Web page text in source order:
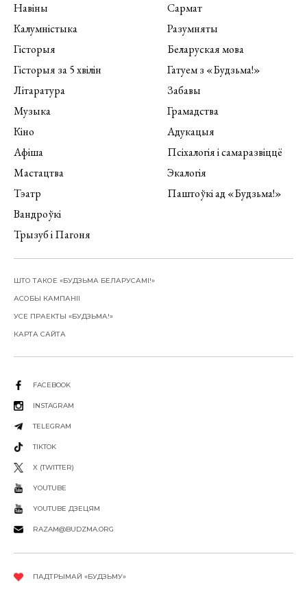
Навіны
Калумністыка
Гісторыя
Гісторыя за 5 хвілін
Літаратура
Музыка
Кіно
Афіша
Мастацтва
Тэатр
Вандроўкі
Трызуб і Пагоня
Сармат
Разумняты
Беларуская мова
Гатуем з «Будзьма!»
Забавы
Грамадства
Адукацыя
Псіхалогія і самаразвіццё
Экалогія
Паштоўкі ад «Будзьма!»
ШТО ТАКОЕ «БУДЗЬМА БЕЛАРУСАМІ!»
АСОБЫ КАМПАНІІ
УСЕ ПРАЕКТЫ «БУДЗЬМА!»
КАРТА САЙТА
FACEBOOK
INSTAGRAM
TELEGRAM
TIKTOK
X (TWITTER)
YOUTUBE
YOUTUBE ДЗЕЦЯМ
RAZAM@BUDZMA.ORG
ПАДТРЫМАЙ «БУДЗЬМУ»